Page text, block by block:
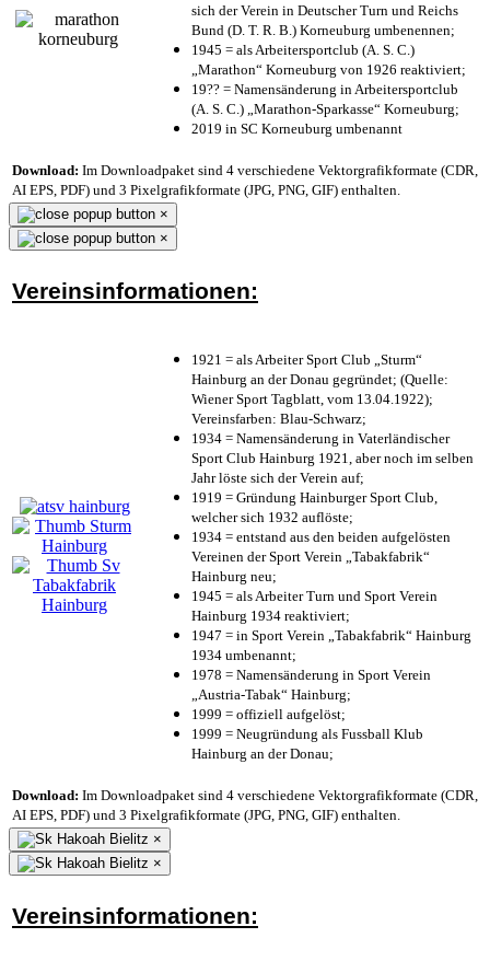
sich der Verein in Deutscher Turn und Reichs
Bund (D. T. R. B.) Korneuburg umbenennen;
1945 = als Arbeitersportclub (A. S. C.)
„Marathon“ Korneuburg von 1926 reaktiviert;
19?? = Namensänderung in Arbeitersportclub
(A. S. C.) „Marathon-Sparkasse“ Korneuburg;
2019 in SC Korneuburg umbenannt
Download: Im Downloadpaket sind 4 verschiedene Vektorgrafikformate (CDR,
AI EPS, PDF) und 3 Pixelgrafikformate (JPG, PNG, GIF) enthalten.
×
×
Vereinsinformationen:
1921 = als Arbeiter Sport Club „Sturm“
Hainburg an der Donau gegründet; (Quelle:
Wiener Sport Tagblatt, vom 13.04.1922);
Vereinsfarben: Blau-Schwarz;
1934 = Namensänderung in Vaterländischer
Sport Club Hainburg 1921, aber noch im selben
Jahr löste sich der Verein auf;
1919 = Gründung Hainburger Sport Club,
welcher sich 1932 auflöste;
1934 = entstand aus den beiden aufgelösten
Vereinen der Sport Verein „Tabakfabrik“
Hainburg neu;
1945 = als Arbeiter Turn und Sport Verein
Hainburg 1934 reaktiviert;
1947 = in Sport Verein „Tabakfabrik“ Hainburg
1934 umbenannt;
1978 = Namensänderung in Sport Verein
„Austria-Tabak“ Hainburg;
1999 = offiziell aufgelöst;
1999 = Neugründung als Fussball Klub
Hainburg an der Donau;
Download: Im Downloadpaket sind 4 verschiedene Vektorgrafikformate (CDR,
AI EPS, PDF) und 3 Pixelgrafikformate (JPG, PNG, GIF) enthalten.
×
×
Vereinsinformationen: